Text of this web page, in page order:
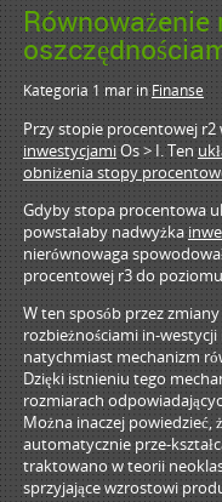
Kategoria 1 marinFinanse
Przy stopie procentowej
inwestycjamiOs > I. Ten
obniżenia stopy
Gdyby stopa procentowa
powstałaby nadwyżka
nierównowaga
procentowej r3 do
W ten sposób przez
rozbieżnościami in-
natychmiast mechanizm
Dzięki istnieniu tego
rozmiarach
Można inaczej powiedzieć,
automatycznie prze-
traktowano w teorii
sprzyjające wzrostowi